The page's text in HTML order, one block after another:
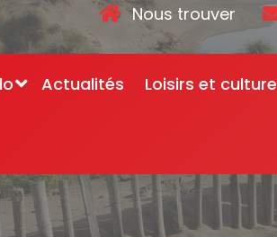
Nous trouver
Actualités Loisirs et culture
Accueil-Nos grands projets